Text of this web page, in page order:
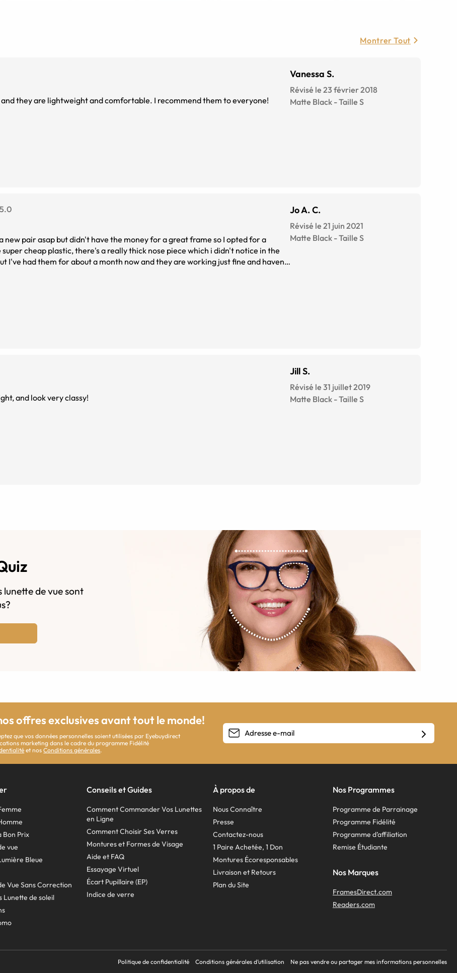
Montrer Tout
they are lightweight and comfortable. I recommend them to everyone!
Vanessa S.
Révisé le 23 février 2018
Matte Black -Taille S
new pair asap but didn't have the money for a great frame so I opted for a
cheap plastic, there's a really thick nose piece which i didn't notice in the
I've had them for about a month now and they are working just fine and haven't
and will be purchasing more glasses from this site and shelling out a bit more
Jo A. C.
Révisé le 21 juin 2021
Matte Black -Taille S
and look very classy!
Jill S.
Révisé le 31 juillet 2019
Matte Black -Taille S
lunette de vue sont
offres exclusives avant tout le monde!
que vos données personnelles soient utilisées par Eyebuydirect
marketing dans le cadre du programme Fidélité
et nosConditions générales.
Bon Prix
vue
Bleue
Vue Sans Correction
Lunette de soleil
Conseils et Guides
Comment Commander Vos Lunettes
en Ligne
Comment Choisir Ses Verres
Montures et Formes de Visage
Aide et FAQ
Essayage Virtuel
Écart Pupillaire (EP)
Indice de verre
À propos de
Nous Connaître
Presse
Contactez-nous
1 Paire Achetée, 1 Don
Montures Écoresponsables
Livraison et Retours
Plan du Site
Nos Programmes
Programme de Parrainage
Programme Fidélité
Programme d’affiliation
Remise Étudiante
Nos Marques
FramesDirect.com
Readers.com
Politique de confidentialité Conditions générales d’utilisation Ne pas vendre ou partager mes informations personnelles